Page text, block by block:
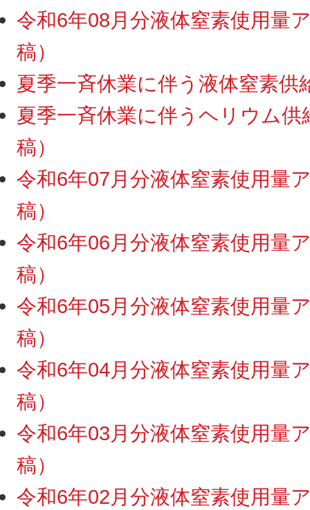
令和6年08月分液体窒素使用量
稿）
夏季一斉休業に伴う液体窒素
夏季一斉休業に伴うヘリウム
稿）
令和6年07月分液体窒素使用量
稿）
令和6年06月分液体窒素使用量
稿）
令和6年05月分液体窒素使用量
稿）
令和6年04月分液体窒素使用量
稿）
令和6年03月分液体窒素使用量
稿）
令和6年02月分液体窒素使用量